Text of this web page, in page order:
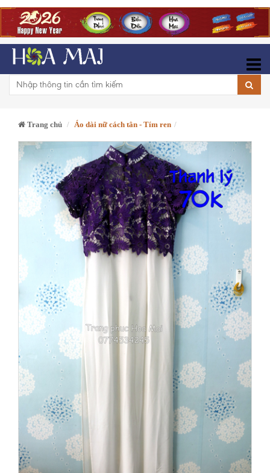
Trang chủ Áo dài nữ cách tân - Tím ren